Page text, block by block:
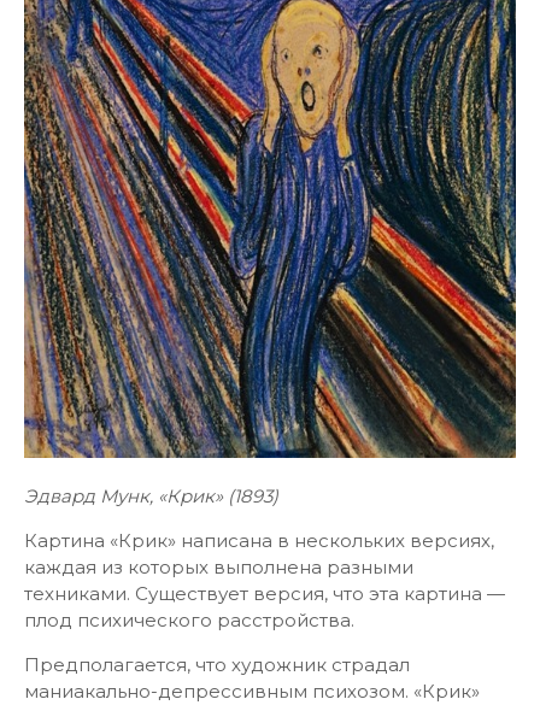
Эдвард Мунк, «Крик» (1893)
Картина «Крик» написана в нескольких версиях,
каждая из которых выполнена разными
техниками. Существует версия, что эта картина —
плод психического расстройства.
Предполагается, что художник страдал
маниакально-депрессивным психозом. «Крик»